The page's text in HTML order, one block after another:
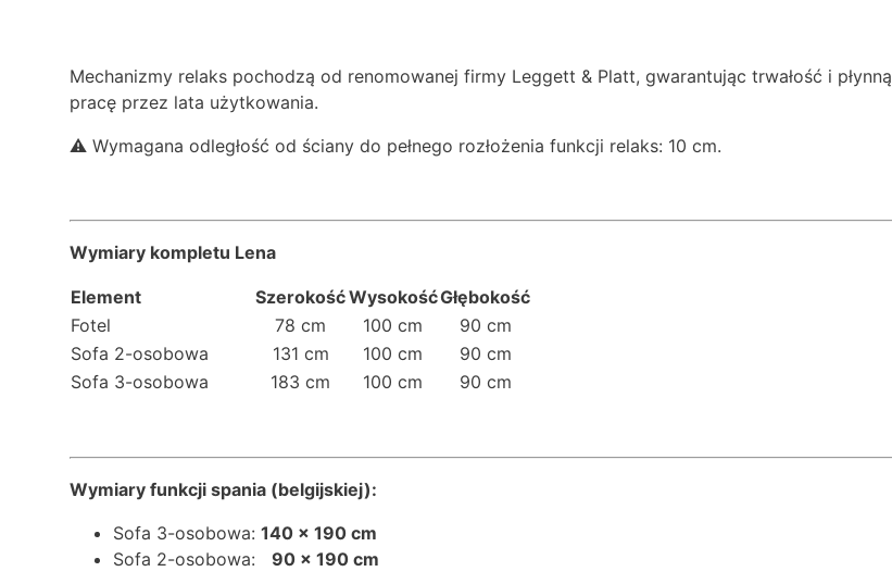
Mechanizmy relaks pochodzą od renomowanej firmy Leggett & Platt, gwarantując trwałość i płynną
pracę przez lata użytkowania.
⚠️ Wymagana odległość od ściany do pełnego rozłożenia funkcji relaks: 10 cm.
Wymiary kompletu Lena
Element SzerokośćWysokośćGłębokość
Fotel
78 cm 100 cm
90 cm
Sofa 2-osobowa
131 cm 100 cm
90 cm
Sofa 3-osobowa
183 cm 100 cm 90 cm
Wymiary funkcji spania (belgijskiej):
Sofa 3-osobowa: 140 × 190 cm
Sofa 2-osobowa: 90 × 190 cm